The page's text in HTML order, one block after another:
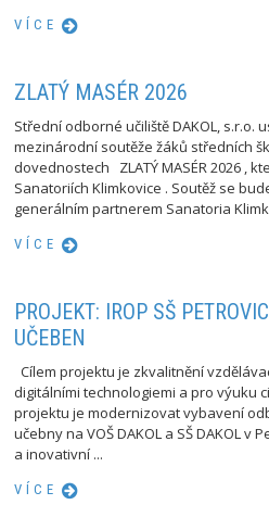
VÍCE
ZLATÝ MASÉR 2026
Střední odborné učiliště DAKOL, s.r.o.
mezinárodní soutěže žáků středních
dovednostech ZLATÝ MASÉR 2026 ,
Sanatoriích Klimkovice . Soutěž se
generálním partnerem Sanatoria
VÍCE
PROJEKT: IROP SŠ
UČEBEN
Cílem projektu je zkvalitnění
digitálními technologiemi a pro výuku
projektu je modernizovat vybavení
učebny na VOŠ DAKOL a SŠ DAKOL
a inovativní ...
VÍCE